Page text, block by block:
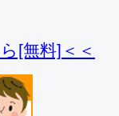
[無料]＜＜